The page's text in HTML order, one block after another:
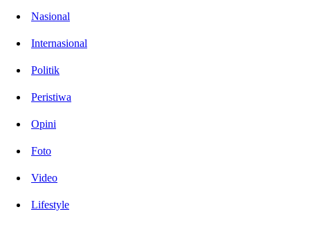
Nasional
Internasional
Politik
Peristiwa
Opini
Foto
Video
Lifestyle